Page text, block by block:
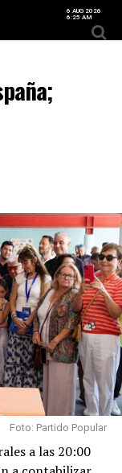
6 AUG 2026
6:25 AM
Foto: Partido Popular
a las 20:00